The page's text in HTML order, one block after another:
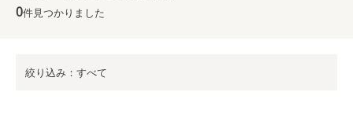
0件見つかりました
絞り込み：すべて